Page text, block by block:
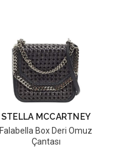
STELLA MCCARTNEY
Falabella Box Deri Omuz
Çantası